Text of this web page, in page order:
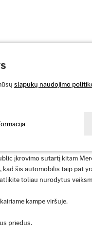
sudaryti
įkrovimo sutartį kitam
šis automobilis taip pat
toliau nurodytus
kampe viršuje.
priedus.
slapukų naudojimo